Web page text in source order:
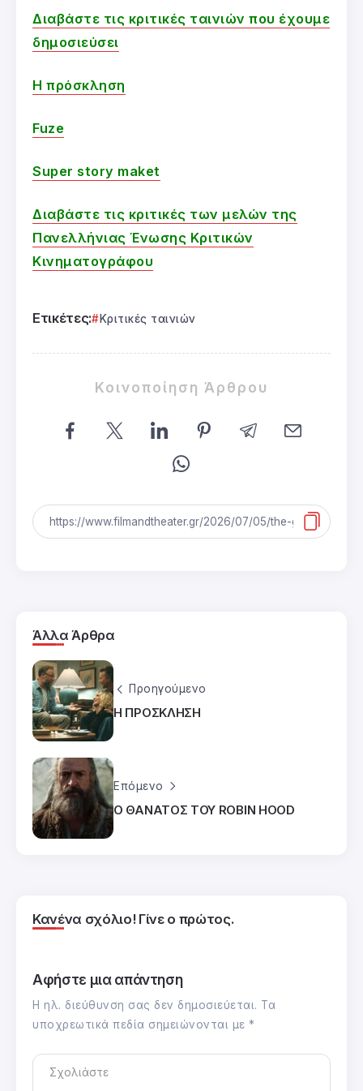
Διαβάστε τις κριτικές ταινιών που έχουμε
δημοσιεύσει
Η πρόσκληση
Fuze
Super story maket
Διαβάστε τις κριτικές των μελών της
Πανελλήνιας Ένωσης Κριτικών
Κινηματογράφου
Ετικέτες: Κριτικές ταινιών
Κοινοποίηση Άρθρου
Άλλα Άρθρα
Προηγούμενο
Η ΠΡΟΣΚΛΗΣΗ
Επόμενο
Ο ΘΑΝΑΤΟΣ ΤΟΥ ROBIN HOOD
Κανένα σχόλιο! Γίνε ο πρώτος.
Αφήστε μια απάντηση
Η ηλ. διεύθυνση σας δεν δημοσιεύεται. Τα
υποχρεωτικά πεδία σημειώνονται με *